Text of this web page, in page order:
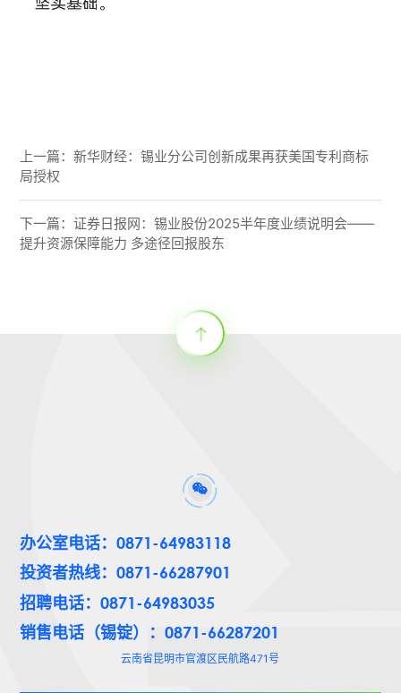
上一篇：新华财经：锡业分公司创新成果再获美国专利商标
局授权
下一篇：证券日报网：锡业股份2025半年度业绩说明会——
提升资源保障能力 多途径回报股东
办公室电话：0871-64983118
投资者热线：0871-66287901
招聘电话：0871-64983035
销售电话（锡锭）：0871-66287201
云南省昆明市官渡区民航路471号